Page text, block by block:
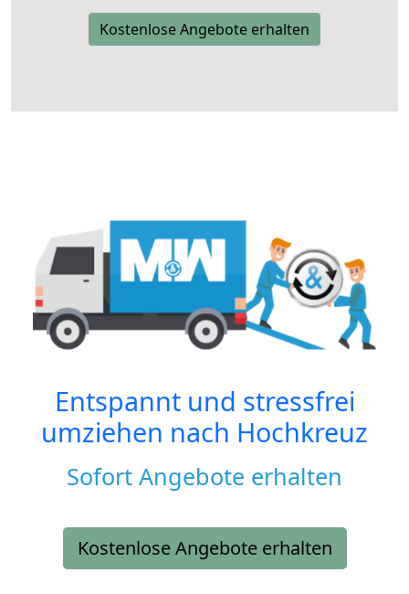
Kostenlose Angebote erhalten
Entspannt und stressfrei
umziehen nach Hochkreuz
Sofort Angebote erhalten
Kostenlose Angebote erhalten